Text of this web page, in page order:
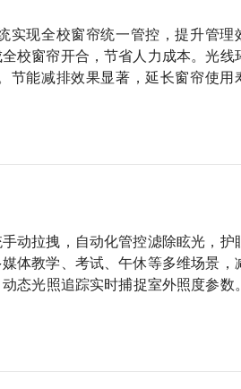
实现全校窗帘统一管控，提升管理
校窗帘开合，节省人力成本。光线
节能减排效果显著，延长窗帘使用
动拉拽，自动化管控滤除眩光，护
体教学、考试、午休等多维场景，
态光照追踪实时捕捉室外照度参数